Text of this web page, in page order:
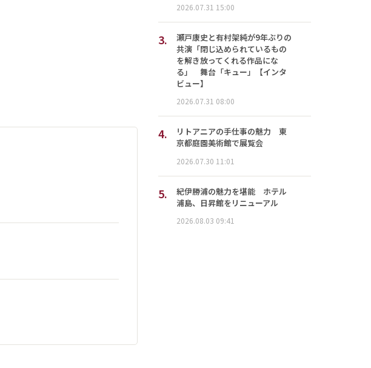
2026.07.31 15:00
3.
瀬戸康史と有村架純が9年ぶりの
共演「閉じ込められているもの
を解き放ってくれる作品にな
る」 舞台「キュー」【インタ
ビュー】
2026.07.31 08:00
4.
リトアニアの手仕事の魅力 東
京都庭園美術館で展覧会
2026.07.30 11:01
5.
紀伊勝浦の魅力を堪能 ホテル
浦島、日昇館をリニューアル
2026.08.03 09:41